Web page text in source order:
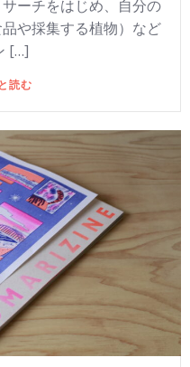
ーチをはじめ、自分の
や採集する植物）など
[…]
読む